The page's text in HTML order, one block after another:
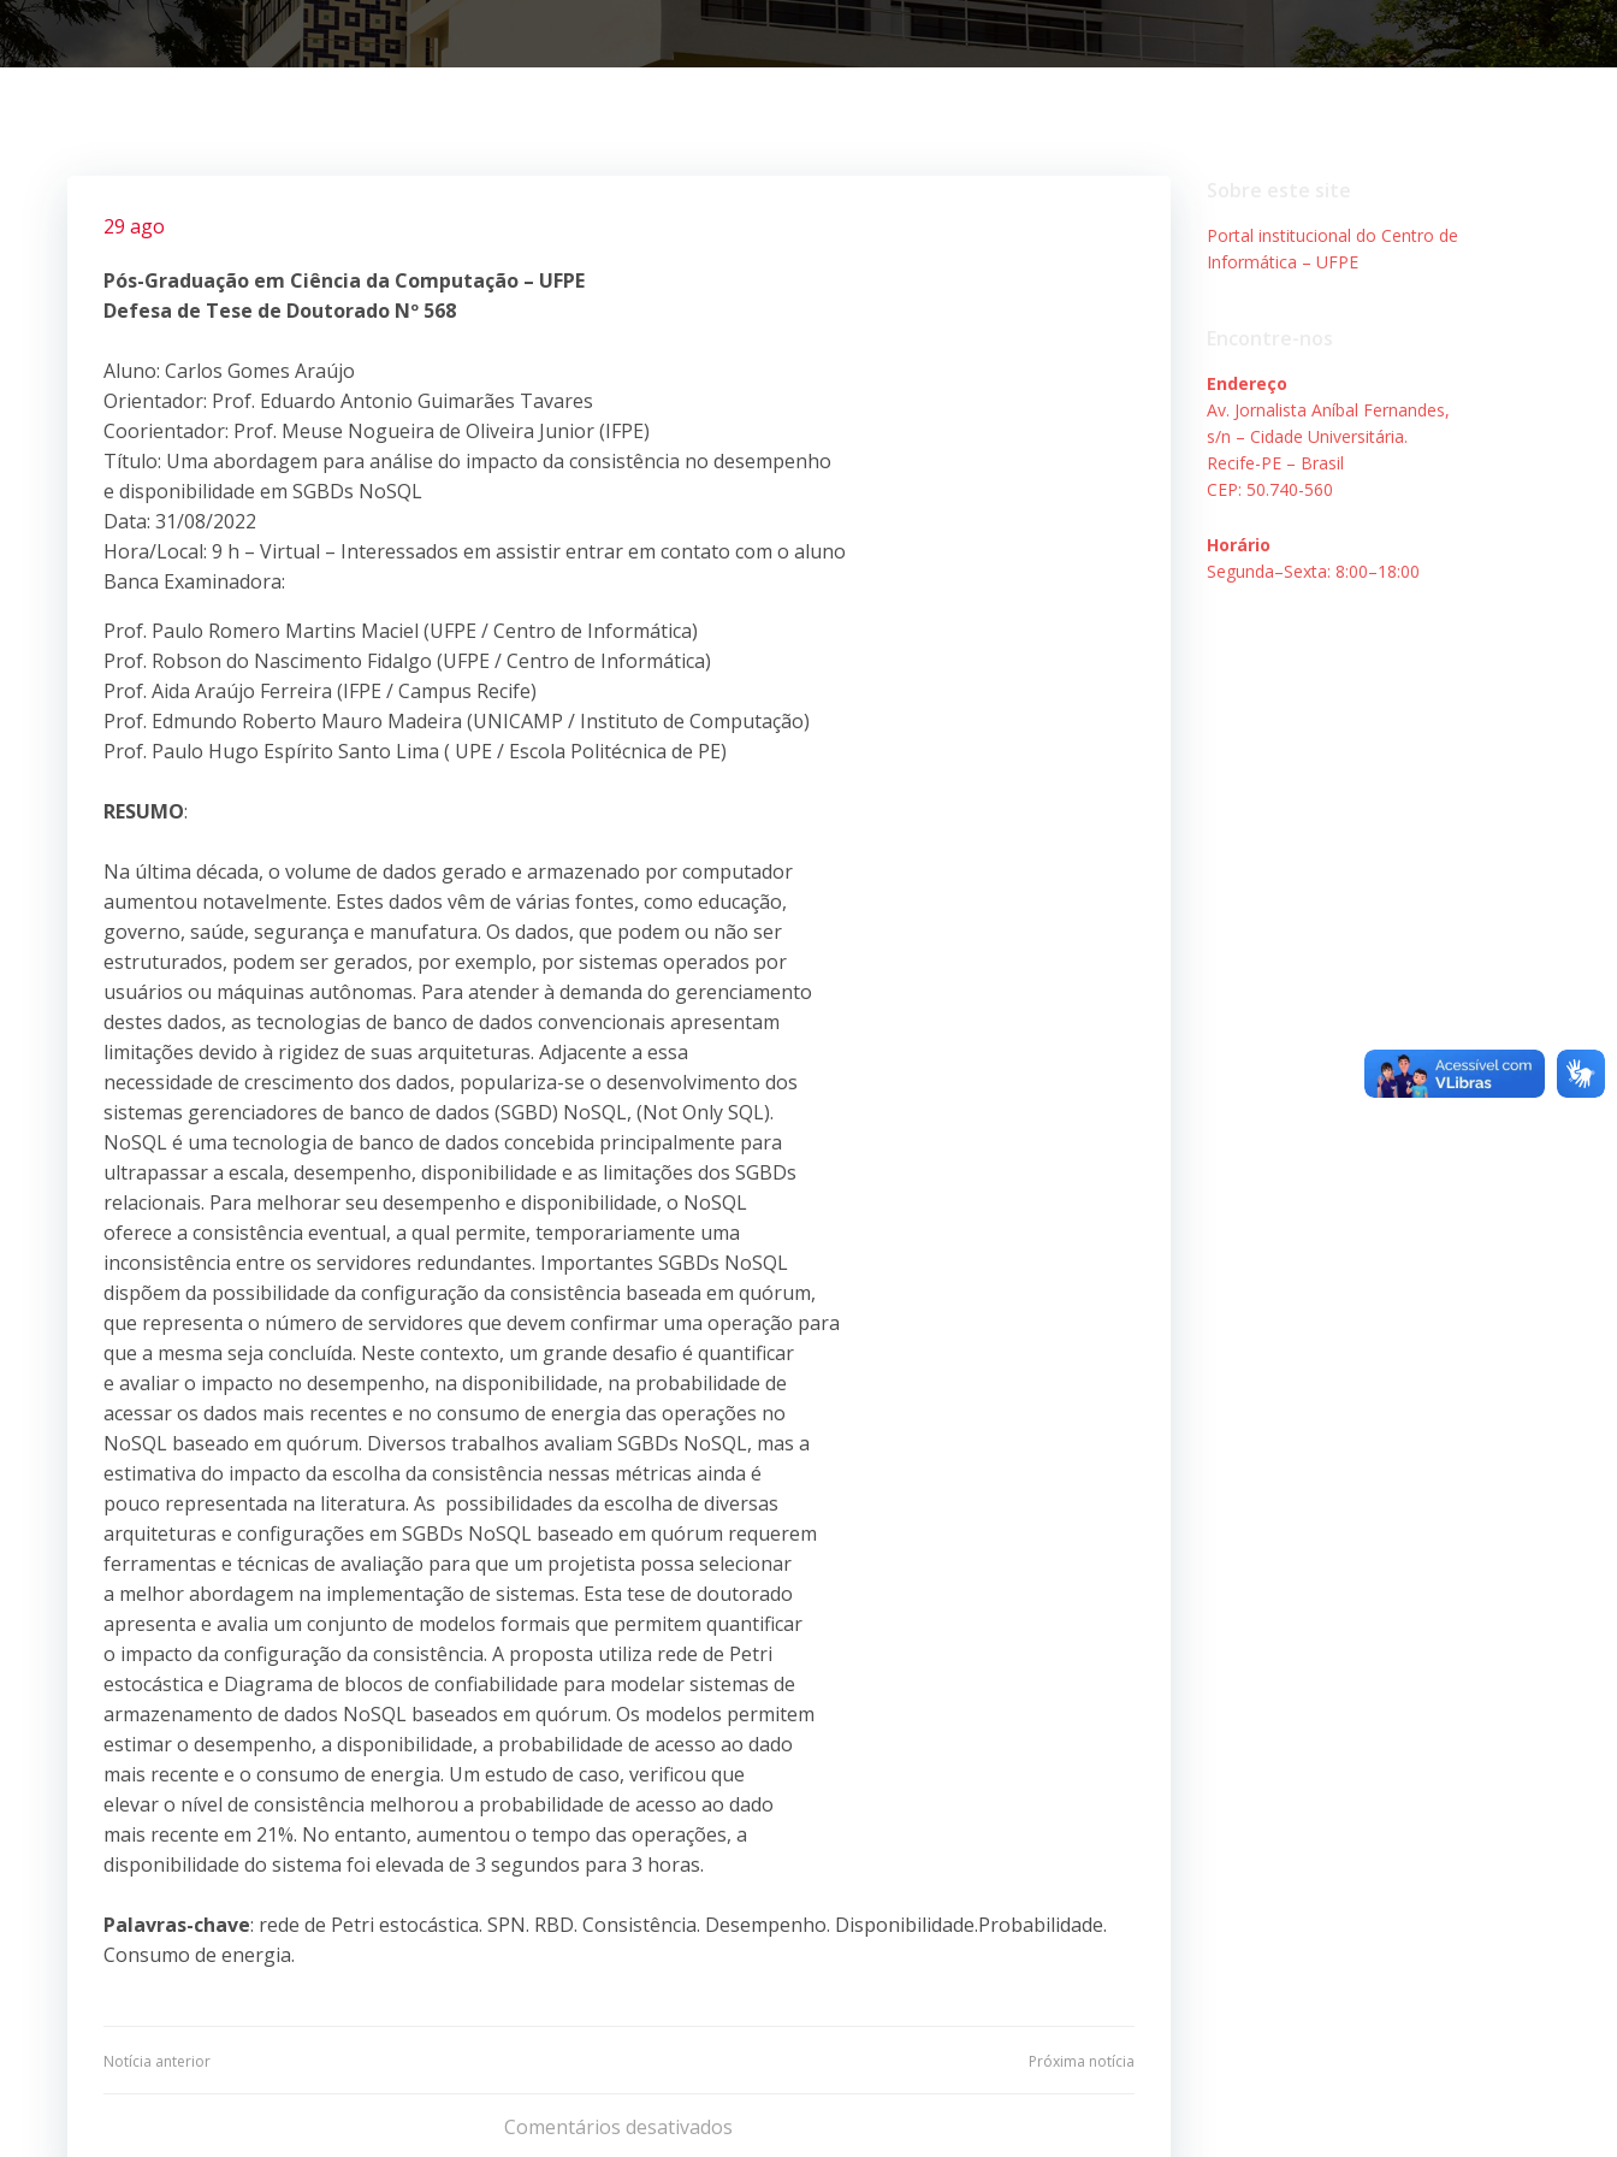
29 ago
Pós-Graduação em Ciência da Computação – UFPE
Defesa de Tese de Doutorado Nº 568
Aluno: Carlos Gomes Araújo
Orientador: Prof. Eduardo Antonio Guimarães Tavares
Coorientador: Prof. Meuse Nogueira de Oliveira Junior (IFPE)
Título: Uma abordagem para análise do impacto da consistência no desempenho
e disponibilidade em SGBDs NoSQL
Data: 31/08/2022
Hora/Local: 9 h – Virtual – Interessados em assistir entrar em contato com o aluno
Banca Examinadora:
Prof. Paulo Romero Martins Maciel (UFPE / Centro de Informática)
Prof. Robson do Nascimento Fidalgo (UFPE / Centro de Informática)
Prof. Aida Araújo Ferreira (IFPE / Campus Recife)
Prof. Edmundo Roberto Mauro Madeira (UNICAMP / Instituto de Computação)
Prof. Paulo Hugo Espírito Santo Lima ( UPE / Escola Politécnica de PE)
RESUMO:
Na última década, o volume de dados gerado e armazenado por computador
aumentou notavelmente. Estes dados vêm de várias fontes, como educação,
governo, saúde, segurança e manufatura. Os dados, que podem ou não ser
estruturados, podem ser gerados, por exemplo, por sistemas operados por
usuários ou máquinas autônomas. Para atender à demanda do gerenciamento
destes dados, as tecnologias de banco de dados convencionais apresentam
limitações devido à rigidez de suas arquiteturas. Adjacente a essa
necessidade de crescimento dos dados, populariza-se o desenvolvimento dos
sistemas gerenciadores de banco de dados (SGBD) NoSQL, (Not Only SQL).
NoSQL é uma tecnologia de banco de dados concebida principalmente para
ultrapassar a escala, desempenho, disponibilidade e as limitações dos SGBDs
relacionais. Para melhorar seu desempenho e disponibilidade, o NoSQL
oferece a consistência eventual, a qual permite, temporariamente uma
inconsistência entre os servidores redundantes. Importantes SGBDs NoSQL
dispõem da possibilidade da configuração da consistência baseada em quórum,
que representa o número de servidores que devem confirmar uma operação para
que a mesma seja concluída. Neste contexto, um grande desafio é quantificar
e avaliar o impacto no desempenho, na disponibilidade, na probabilidade de
acessar os dados mais recentes e no consumo de energia das operações no
NoSQL baseado em quórum. Diversos trabalhos avaliam SGBDs NoSQL, mas a
estimativa do impacto da escolha da consistência nessas métricas ainda é
pouco representada na literatura. As possibilidades da escolha de diversas
arquiteturas e configurações em SGBDs NoSQL baseado em quórum requerem
ferramentas e técnicas de avaliação para que um projetista possa selecionar
a melhor abordagem na implementação de sistemas. Esta tese de doutorado
apresenta e avalia um conjunto de modelos formais que permitem quantificar
o impacto da configuração da consistência. A proposta utiliza rede de Petri
estocástica e Diagrama de blocos de confiabilidade para modelar sistemas de
armazenamento de dados NoSQL baseados em quórum. Os modelos permitem
estimar o desempenho, a disponibilidade, a probabilidade de acesso ao dado
mais recente e o consumo de energia. Um estudo de caso, verificou que
elevar o nível de consistência melhorou a probabilidade de acesso ao dado
mais recente em 21%. No entanto, aumentou o tempo das operações, a
disponibilidade do sistema foi elevada de 3 segundos para 3 horas.
Palavras-chave: rede de Petri estocástica. SPN. RBD. Consistência. Desempenho. Disponibilidade.Probabilidade.
Consumo de energia.
Navegação
Notícia anterior
de
Próxima notícia
Comentários desativados
Portal institucional do Centro de
Informática – UFPE
Endereço
Av. Jornalista Aníbal Fernandes,
s/n – Cidade Universitária.
Recife-PE – Brasil
CEP: 50.740-560
Horário
Segunda–Sexta: 8:00–18:00